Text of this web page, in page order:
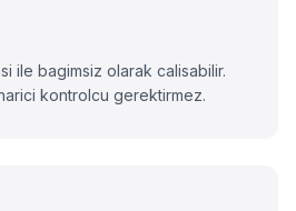
ile bagimsiz olarak calisabilir.
kontrolcu gerektirmez.